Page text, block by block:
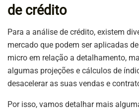
de crédito
Para a análise de crédito, existem
mercado que podem ser aplicadas
micro em relação a detalhamento,
algumas projeções e cálculos de
desacelerar as suas vendas e
Por isso, vamos detalhar mais